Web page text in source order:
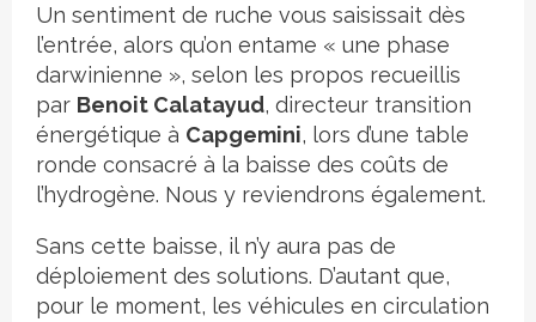
Un sentiment de ruche vous saisissait dès
l’entrée, alors qu’on entame « une phase
darwinienne », selon les propos recueillis
par Benoit Calatayud, directeur transition
énergétique à Capgemini, lors d’une table
ronde consacré à la baisse des coûts de
l’hydrogène. Nous y reviendrons également.
Sans cette baisse, il n’y aura pas de
déploiement des solutions. D’autant que,
pour le moment, les véhicules en circulation